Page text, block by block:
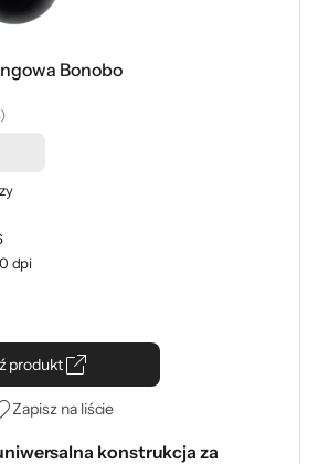
Bonobo
dpi
produkt
Zapisz na liście
konstrukcja za